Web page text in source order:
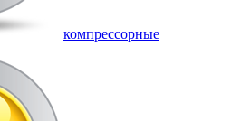
компрессорные